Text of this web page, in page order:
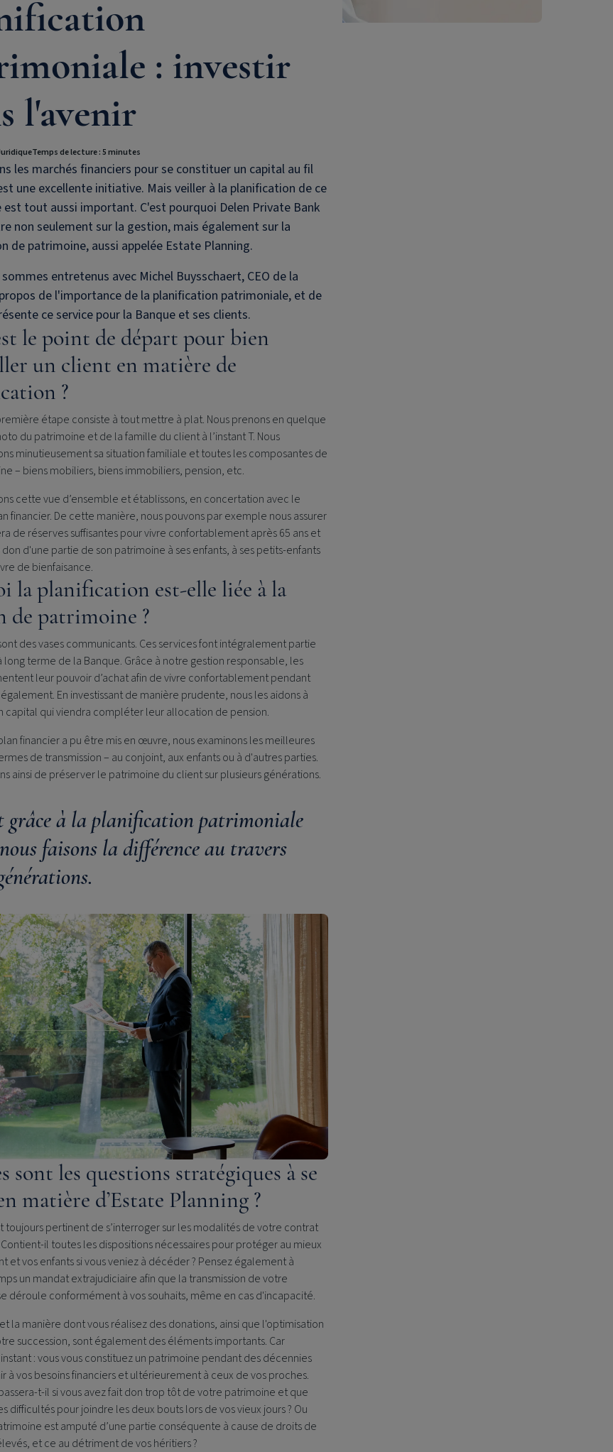
: investir
l'avenir
Temps de lecture : 5 minutes
les marchés financiers pour se constituer un capital au fil
une excellente initiative. Mais veiller à la planification de ce
tout aussi important. C'est pourquoi Delen Private Bank
non seulement sur la gestion, mais également sur la
de patrimoine, aussi appelée Estate Planning.
entretenus avec Michel Buysschaert, CEO de la
de l'importance de la planification patrimoniale, et de
ce service pour la Banque et ses clients.
le point de départ pour bien
un client en matière de
?
étape consiste à tout mettre à plat. Nous prenons en quelque
du patrimoine et de la famille du client à l’instant T. Nous
minutieusement sa situation familiale et toutes les composantes de
– biens mobiliers, biens immobiliers, pension, etc.
cette vue d’ensemble et établissons, en concertation avec le
financier. De cette manière, nous pouvons par exemple nous assurer
de réserves suffisantes pour vivre confortablement après 65 ans et
d'une partie de son patrimoine à ses enfants, à ses petits-enfants
de bienfaisance.
la planification est-elle liée à la
de patrimoine ?
des vases communicants. Ces services font intégralement partie
long terme de la Banque. Grâce à notre gestion responsable, les
leur pouvoir d’achat afin de vivre confortablement pendant
En investissant de manière prudente, nous les aidons à
capital qui viendra compléter leur allocation de pension.
financier a pu être mis en œuvre, nous examinons les meilleures
de transmission – au conjoint, aux enfants ou à d'autres parties.
ainsi de préserver le patrimoine du client sur plusieurs générations.
grâce à la planification patrimoniale
faisons la différence au travers
sont les questions stratégiques à se
matière d’Estate Planning ?
toujours pertinent de s’interroger sur les modalités de votre contrat
il toutes les dispositions nécessaires pour protéger au mieux
et vos enfants si vous veniez à décéder ? Pensez également à
un mandat extrajudiciaire afin que la transmission de votre
déroule conformément à vos souhaits, même en cas d'incapacité.
la manière dont vous réalisez des donations, ainsi que l'optimisation
succession, sont également des éléments importants. Car
: vous vous constituez un patrimoine pendant des décennies
à vos besoins financiers et ultérieurement à ceux de vos proches.
t-il si vous avez fait don trop tôt de votre patrimoine et que
difficultés pour joindre les deux bouts lors de vos vieux jours ? Ou
est amputé d’une partie conséquente à cause de droits de
et ce au détriment de vos héritiers ?